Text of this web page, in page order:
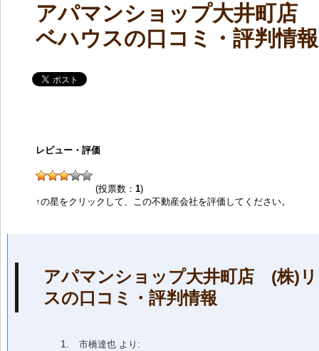
アパマンショップ大井町店
ベハウスの口コミ・評判情報
レビュー・評価
(投票数： 1)
↑の星をクリックして、この不動産会社を評価してください。
アパマンショップ大井町店 (株)
スの口コミ・評判情報
市橋達也 より: